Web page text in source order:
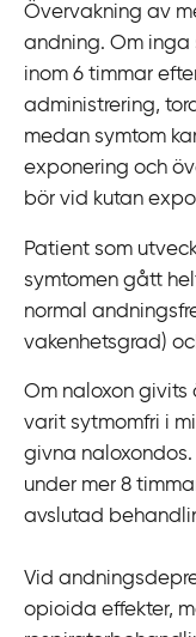
Övervakning av
andning. Om inga
inom 6 timmar
administrering,
medan symtom
exponering och
bör vid kutan
Patient som
symtomen gått
normal
vakenhetsgrad)
Om naloxon
varit sytmomfri i
givna naloxondos.
under mer 8
avslutad
Vid
opioida effekter,